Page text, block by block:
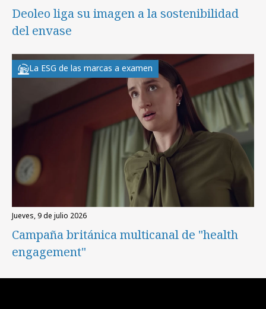
Deoleo liga su imagen a la sostenibilidad
del envase
La ESG de las marcas a examen
jueves, 9 de julio 2026
Campaña británica multicanal de "health
engagement"